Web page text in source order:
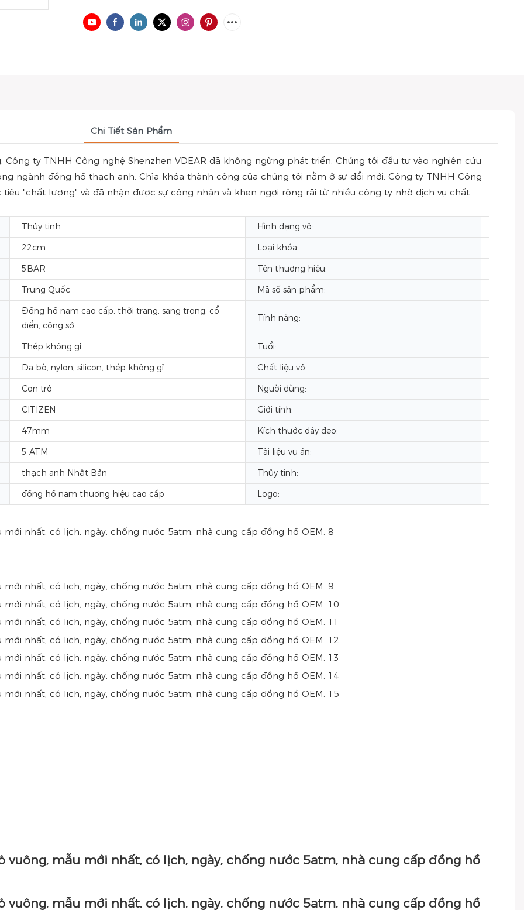
Chi Tiết Sản Phẩm
ty TNHH Công nghệ Shenzhen VDEAR đã không ngừng phát triển. Chúng tôi đầu tư vào nghiên cứu
ngành đồng hồ thạch anh. Chìa khóa thành công của chúng tôi nằm ở sự đổi mới. Công ty TNHH Công
"chất lượng" và đã nhận được sự công nhận và khen ngợi rộng rãi từ nhiều công ty nhờ dịch vụ chất
Thủy tinh Hình dạng vỏ:
22cm
Loại khóa:
5BAR
Tên thương hiệu:
Trung Quốc
Mã số sản phẩm:
Đồng hồ nam cao cấp, thời trang, sang trọng, cổ
điển, công sở.
Tính năng:
Thép không gỉ Tuổi:
Da bò, nylon, silicon, thép không gỉ
Chất liệu vỏ:
Con trỏ
Người dùng:
CITIZEN
Giới tính:
47mm
Kích thước dây đeo:
5 ATM
Tài liệu vụ án:
thạch anh Nhật Bản
Thủy tinh:
đồng hồ nam thương hiệu cao cấp
Logo: